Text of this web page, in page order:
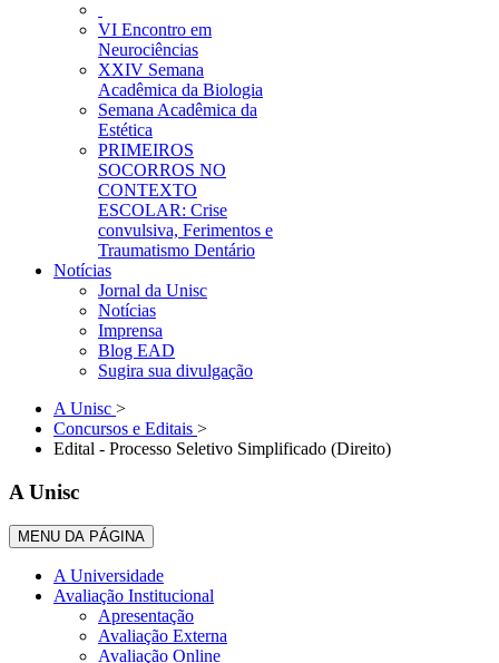
VI Encontro em
Neurociências
XXIV Semana
Acadêmica da Biologia
Semana Acadêmica da
Estética
PRIMEIROS
SOCORROS NO
CONTEXTO
ESCOLAR: Crise
convulsiva, Ferimentos e
Traumatismo Dentário
Notícias
Jornal da Unisc
Notícias
Imprensa
Blog EAD
Sugira sua divulgação
A Unisc >
Concursos e Editais >
Edital - Processo Seletivo Simplificado (Direito)
A Unisc
MENU DA PÁGINA
A Universidade
Avaliação Institucional
Apresentação
Avaliação Externa
Avaliação Online